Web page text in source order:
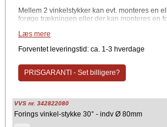
Mellem 2 vinkelstykker kan evt. monteres en
forøge trækningen eller der kan monteres en
Producent
Læs mere
Forventet leveringstid: ca. 1-3 hverdage
PRISGARANTI - Set billigere?
VVS nr. 342822080
Forings vinkel-stykke 30° - indv Ø 80mm